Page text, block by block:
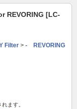
REVORING [LC-
Filter > - REVORING
ます。